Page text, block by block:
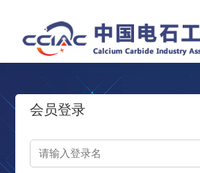
会员登录